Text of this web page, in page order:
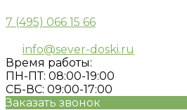
7 (495) 066 15 66
info@sever-doski.ru
Время работы:
ПН-ПТ: 08:00-19:00
СБ-ВС: 09:00-17:00
Заказать звонок